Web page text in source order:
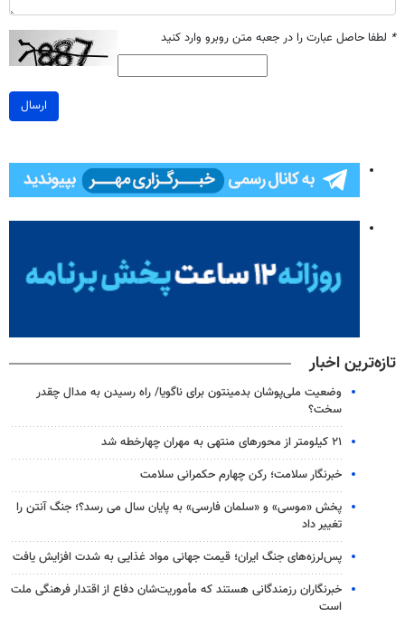
* لطفا حاصل عبارت را در جعبه متن روبرو وارد کنید
ارسال
تازه‌ترین اخبار
وضعیت ملی‌پوشان بدمینتون برای ناگویا/ راه رسیدن به مدال چقدر
سخت؟
۲۱ کیلومتر از محورهای منتهی به مهران چهارخطه شد
خبرنگار سلامت؛ رکن چهارم حکمرانی سلامت
پخش «موسی» و «سلمان فارسی» به پایان سال می رسد؟؛ جنگ آنتن را
تغییر داد
پس‌لرزه‌های جنگ ایران؛ قیمت جهانی مواد غذایی به شدت افزایش یافت
خبرنگاران رزمندگانی هستند که مأموریت‌شان دفاع از اقتدار فرهنگی ملت
است